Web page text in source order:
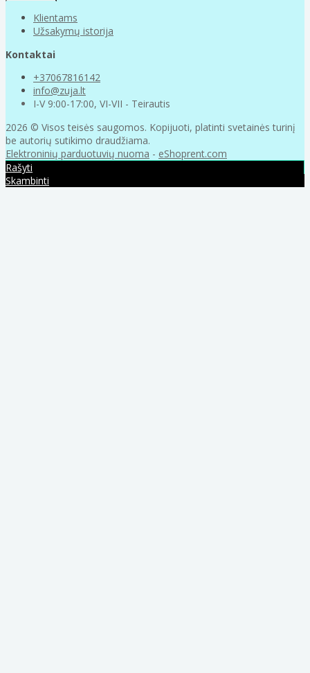
Klientams
Užsakymų istorija
Kontaktai
+37067816142
info@zuja.lt
I-V 9:00-17:00, VI-VII - Teirautis
2026 © Visos teisės saugomos. Kopijuoti, platinti svetainės turinį
be autorių sutikimo draudžiama.
Elektroninių parduotuvių nuoma - eShoprent.com
Rašyti
Skambinti